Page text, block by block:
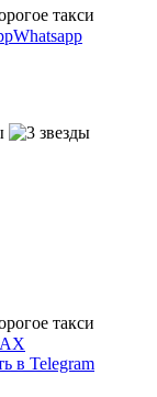
такси
Whatsapp
такси